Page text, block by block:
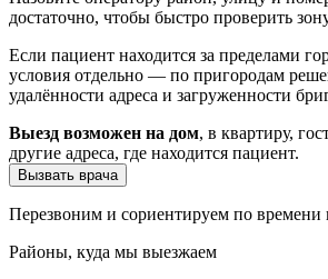
достаточно, чтобы быстро проверить
Если пациент находится за пределами
условия отдельно — по пригородам
удалённости адреса и загруженности
Выезд возможен на дом, в квартиру,
другие адреса, где находится пациент.
Вызвать врача
Перезвоним и сориентируем по времени
Районы, куда мы выезжаем